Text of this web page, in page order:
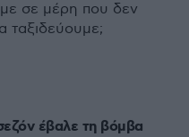
σε μέρη που δεν
ταξιδεύουμε;
έβαλε τη βόμβα